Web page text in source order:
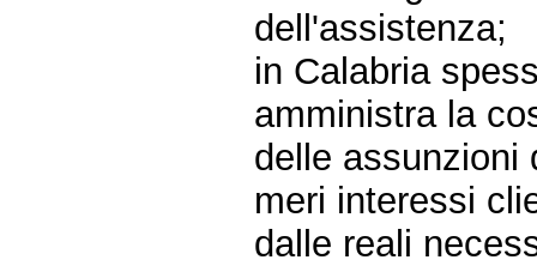
dell'assistenza;
in Calabria
amministra la
delle assunzioni
meri interessi
dalle reali